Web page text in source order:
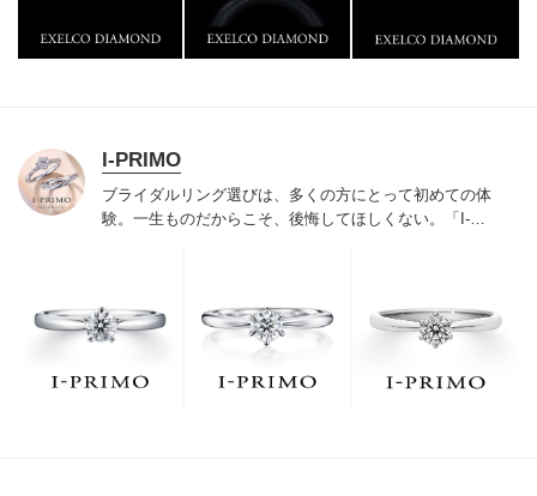
ナ」「保証内容」にこだわっています。
I-PRIMO
ブライダルリング選びは、多くの方にとって初めての体
験。一生ものだからこそ、後悔してほしくない。「I-
でお待ちしております。リング選びの最初の一歩をご一
緒に。まずは、アイプリモへ。